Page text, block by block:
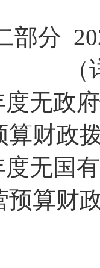
部分
度无政
算财政
度无国
预算财